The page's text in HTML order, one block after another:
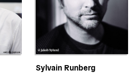
Sylvain Runberg